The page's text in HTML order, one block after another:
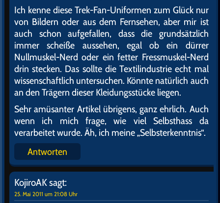
Ich kenne diese Trek-Fan-Uniformen zum Glück nur
von Bildern oder aus dem Fernsehen, aber mir ist
auch schon aufgefallen, dass die grundsätzlich
immer scheiße aussehen, egal ob ein dürrer
Nullmuskel-Nerd oder ein fetter Fressmuskel-Nerd
drin stecken. Das sollte die Textilindustrie echt mal
wissenschaftlich untersuchen. Könnte natürlich auch
an den Trägern dieser Kleidungsstücke liegen.
Sehr amüsanter Artikel übrigens, ganz ehrlich. Auch
wenn ich mich frage, wie viel Selbsthass da
verarbeitet wurde. Äh, ich meine „Selbsterkenntnis“.
Antworten
KojiroAKsagt:
25. Mai 2011 um 21:08 Uhr